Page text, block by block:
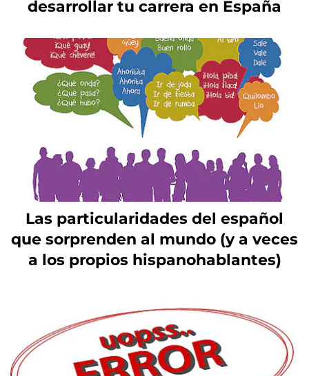
desarrollar tu carrera en España
Las particularidades del español
que sorprenden al mundo (y a veces
a los propios hispanohablantes)